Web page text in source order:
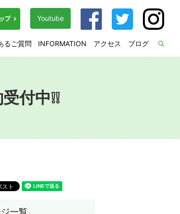
るご質問 INFORMATION アクセス ブログ
Youtube
中❕❕